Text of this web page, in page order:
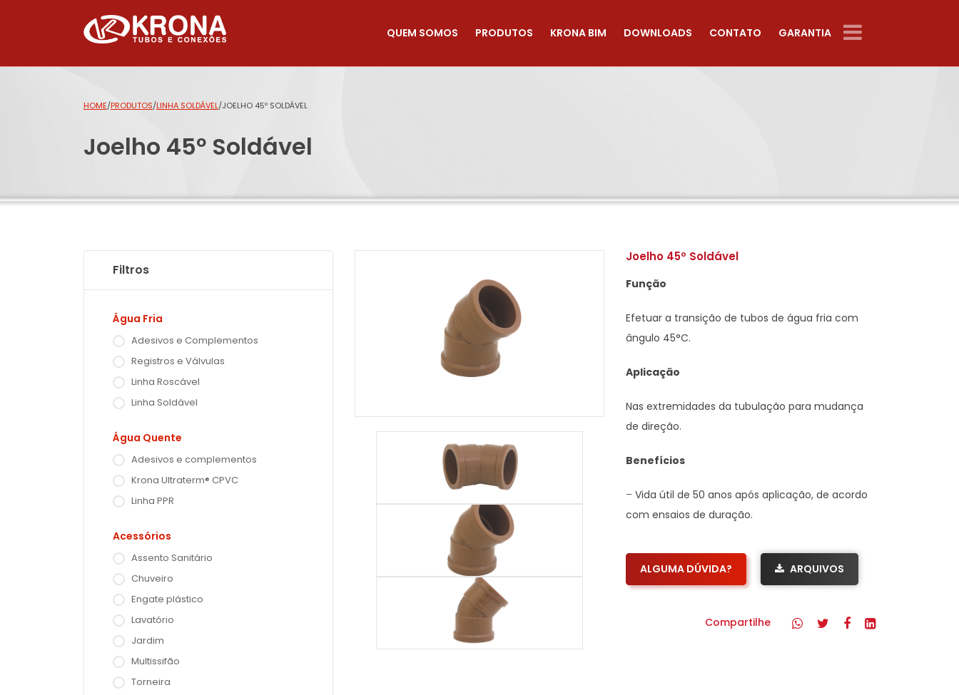
QUEM SOMOS PRODUTOS KRONA BIM DOWNLOADS CONTATO GARANTIA
HOME/PRODUTOS/LINHA SOLDÁVEL/JOELHO 45º SOLDÁVEL
Joelho 45º Soldável
Filtros
Água Fria
Adesivos e Complementos
Registros e Válvulas
Linha Roscável
Linha Soldável
Água Quente
Adesivos e complementos
Krona Ultraterm® CPVC
Linha PPR
Acessórios
Assento Sanitário
Chuveiro
Engate plástico
Lavatório
Jardim
Multissifão
Torneira
Joelho 45º Soldável
Função
Efetuar a transição de tubos de água fria com
ângulo 45°C.
Aplicação
Nas extremidades da tubulação para mudança
de direção.
Benefícios
– Vida útil de 50 anos após aplicação, de acordo
com ensaios de duração.
ALGUMA DÚVIDA? ARQUIVOS
Compartilhe